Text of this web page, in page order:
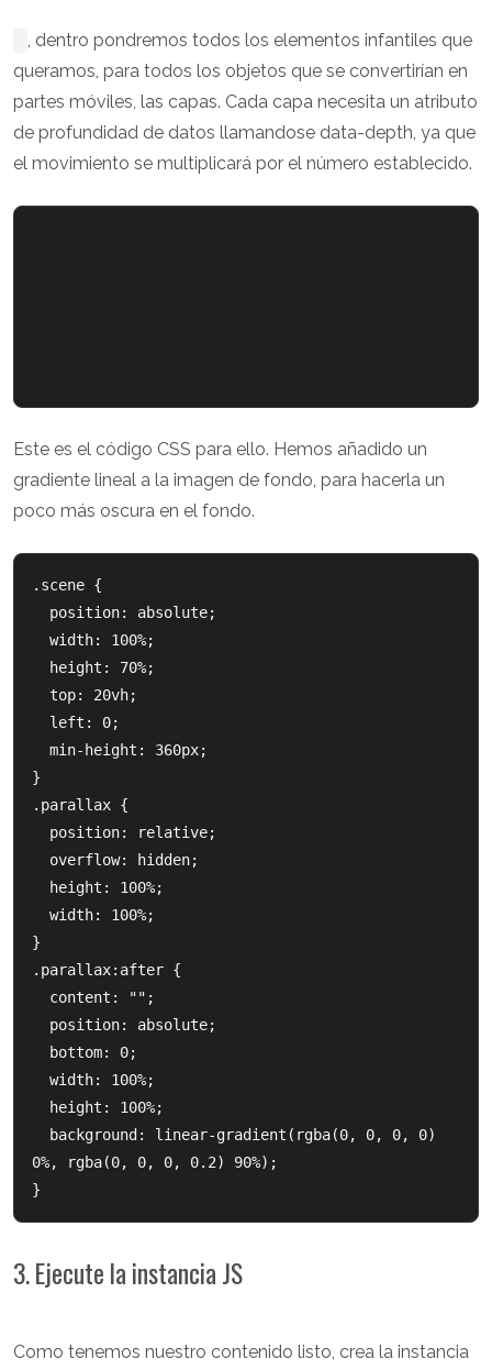
, dentro pondremos todos los elementos infantiles que
queramos, para todos los objetos que se convertirían en
partes móviles, las capas. Cada capa necesita un atributo
de profundidad de datos llamandose data-depth, ya que
el movimiento se multiplicará por el número establecido.
Este es el código CSS para ello. Hemos añadido un
gradiente lineal a la imagen de fondo, para hacerla un
poco más oscura en el fondo.
.scene {
position: absolute;
width: 100%;
height: 70%;
top: 20vh;
left: 0;
min-height: 360px;
}
.parallax {
position: relative;
overflow: hidden;
height: 100%;
width: 100%;
}
.parallax:after {
content: "";
position: absolute;
bottom: 0;
width: 100%;
height: 100%;
background: linear-gradient(rgba(0, 0, 0, 0)
0%, rgba(0, 0, 0, 0.2) 90%);
3. Ejecute la instancia JS
Como tenemos nuestro contenido listo, crea la instancia